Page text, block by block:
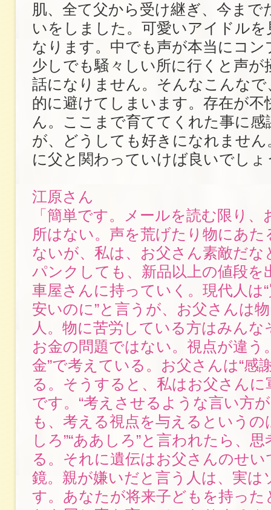
肌、全て父から受け継ぎ、今まで
いをしました。可愛いアイドル
なります。中でも声が本当にコン
少しでも騒々しい所に行くと声が
話になりません。そんなこんなで
的に避けてしまいます。存在が不
ん。ここまで育ててくれた事に
が、どうしても好きになれませ
に父と関わっていけば良いでしょ
江原さん
「簡単です。メールを読む限り
所はない。声を荒げたり物にあ
ないが、私は、お父さん素敵だな
パンクしても、新品以上の値段を
車屋さんに持っていく。現代人は
安いのに”と言うが、お父さんは
人。物に苦労している方はみんな
お金の問題ではない。視点が違う
金”で考えている。お父さんは“感
る。そうすると、私はお父さん
です。“考えさせるような言い方
も、考える視点を与えるというの
しろ”“ああしろ”と言われたら、
る。それに遺伝はお父さんのせ
鏡。親が嫌いだと言う人は、実は
す。あなたが将来子どもを持った